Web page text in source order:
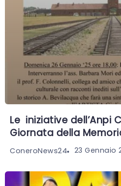
Le iniziative dell’Anpi
Giornata della
ConeroNews24 23 Gennaio